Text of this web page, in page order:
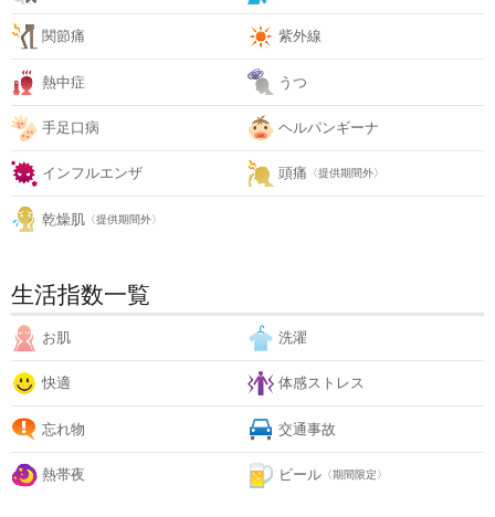
関節痛 紫外線
熱中症 うつ
手足口病 ヘルパンギーナ
インフルエンザ 頭痛 〈提供期間外〉
乾燥肌 〈提供期間外〉
生活指数一覧
お肌 洗濯
快適 体感ストレス
忘れ物 交通事故
熱帯夜 ビール 〈期間限定〉